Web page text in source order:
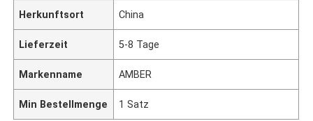
Herkunftsort China
Lieferzeit 5-8 Tage
Markenname AMBER
Min Bestellmenge 1 Satz